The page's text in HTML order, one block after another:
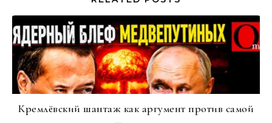
Кремлёвский шантаж как аргумент против самой